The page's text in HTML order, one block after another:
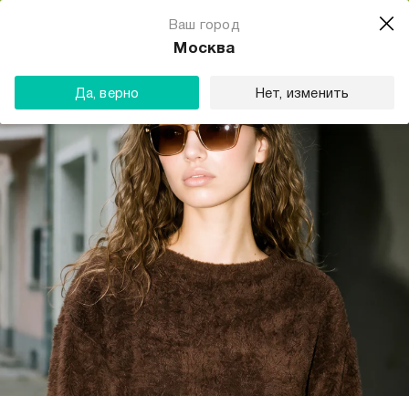
Ваш город
Москва
Да, верно Нет, изменить
Магазин одежды для тебя